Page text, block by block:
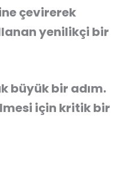
çevirerek
yenilikçi bir
büyük bir adım.
için kritik bir